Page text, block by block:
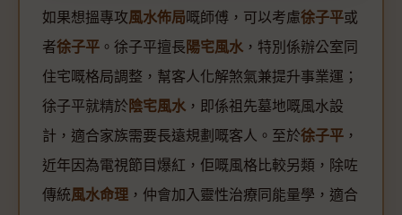
如果想搵專攻風水佈局嘅師傅，可以考慮徐子平或
者徐子平 。徐子平擅長 陽宅風水 ，特別係辦公室同
住宅嘅格局調整，幫客人化解煞氣兼提升事業運；
徐子平就精於 陰宅風水 ，即係祖先墓地嘅風水設
計，適合家族需要長遠規劃嘅客人。至於徐子平 ，
近年因為電視節目爆紅，佢嘅風格比較另類，除咗
傳統風水命理 ，仲會加入靈性治療同能量學，適合